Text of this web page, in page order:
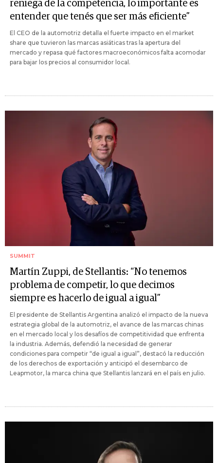
reniega de la competencia, lo importante es
entender que tenés que ser más eficiente”
El CEO de la automotriz detalla el fuerte impacto en el market
share que tuvieron las marcas asiáticas tras la apertura del
mercado y repasa qué factores macroeconómicos falta acomodar
para bajar los precios al consumidor local.
SUMMIT
Martín Zuppi, de Stellantis: “No tenemos
problema de competir, lo que decimos
siempre es hacerlo de igual a igual”
El presidente de Stellantis Argentina analizó el impacto de la nueva
estrategia global de la automotriz, el avance de las marcas chinas
en el mercado local y los desafíos de competitividad que enfrenta
la industria. Además, defendió la necesidad de generar
condiciones para competir “de igual a igual”, destacó la reducción
de los derechos de exportación y anticipó el desembarco de
Leapmotor, la marca china que Stellantis lanzará en el país en julio.